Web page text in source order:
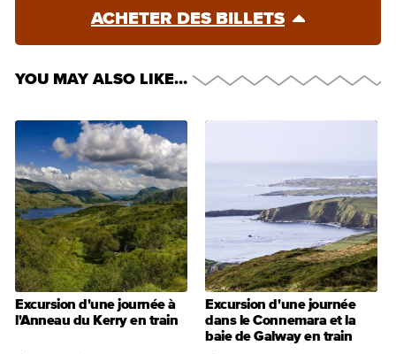
ACHETER DES BILLETS
YOU MAY ALSO LIKE…
Excursion d'une journée à
l'Anneau du Kerry en train
Excursion d'une journée
dans le Connemara et la
baie de Galway en train